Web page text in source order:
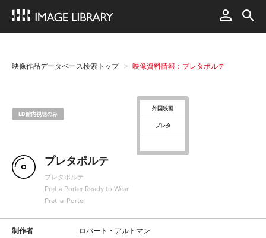
映像作品データベース検索トップ 映像資料情報：プレタポルテ
LD館内視聴のみ
外国映画
プレタ
プレタポルテ
プレタポルテ
Pret a Porter:Ready to Wear
Pret-a-Porter
制作者 ロバート・アルトマン